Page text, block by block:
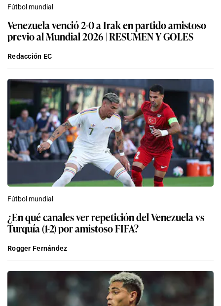
Fútbol mundial
Venezuela venció 2-0 a Irak en partido amistoso
previo al Mundial 2026 | RESUMEN Y GOLES
Redacción EC
Fútbol mundial
¿En qué canales ver repetición del Venezuela vs
Turquía (1-2) por amistoso FIFA?
Rogger Fernández